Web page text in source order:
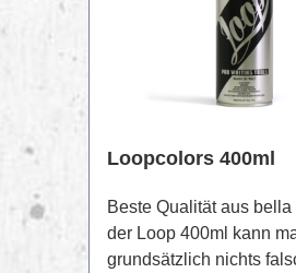
Loopcolors 400ml
Beste Qualität aus bella
der Loop 400ml kann
grundsätzlich nichts